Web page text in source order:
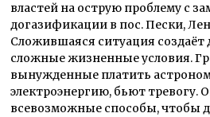
властей на острую проблему с
догазификации в пос. Пески,
Сложившаяся ситуация создаёт
сложные жизненные условия.
вынужденные платить
электроэнергию, бьют тревогу.
всевозможные способы, чтобы